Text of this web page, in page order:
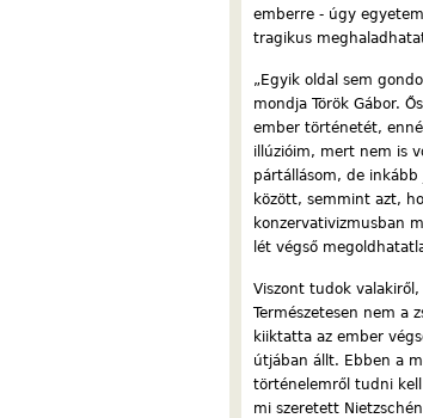
emberre - úgy
tragikus
„Egyik oldal sem
mondja Török Gábor.
ember történetét,
illúzióim, mert nem is
pártállásom, de inkább
között, semmint azt,
konzervativizmusban
lét végső
Viszont tudok
Természetesen nem a
kiiktatta az ember
útjában állt. Ebben a
történelemről tudni
mi szeretett